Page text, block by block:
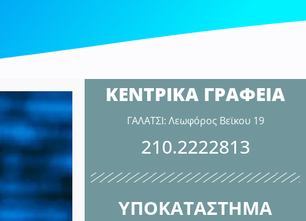
ΚΕΝΤΡΙΚΑ ΓΡΑΦΕΙΑ
ΓΑΛΑΤΣΙ: Λεωφόρος Βεϊκου 19
210.2222813
ΥΠΟΚΑΤΑΣΤΗΜΑ